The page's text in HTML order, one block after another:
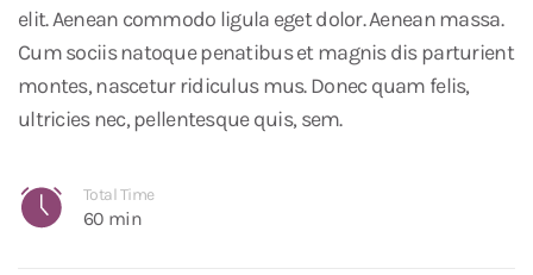
elit. Aenean commodo ligula eget dolor. Aenean massa.
Cum sociis natoque penatibus et magnis dis parturient
montes, nascetur ridiculus mus. Donec quam felis,
ultricies nec, pellentesque quis, sem.
Total Time
60 min